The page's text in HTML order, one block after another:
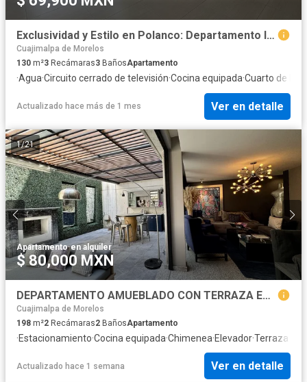
Exclusividad y Estilo en Polanco: Departamento Iluminado en Calle Arquímedes
Cuajimalpa de Morelos
130 m²3 Recámaras3 BañosApartamento
·Agua·Circuito cerrado de televisión·Cocina equipada·Cuarto de
Actualizado hace más de 1 mes Ver en detalle
1/21
Apartamento·en alquiler
$ 80,000 MXN
DEPARTAMENTO AMUEBLADO CON TERRAZA EN POLANCO
Cuajimalpa de Morelos
198 m²2 Recámaras2 BañosApartamento
·Estacionamiento·Cocina equipada·Chimenea·Elevador·Terraza
Actualizado hace 1 semana Ver en detalle